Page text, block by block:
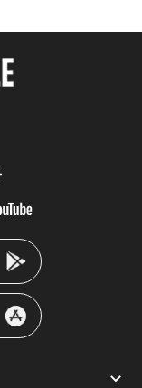
google
youtube-